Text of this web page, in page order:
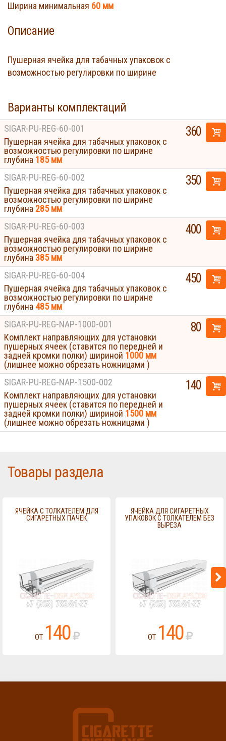
Displays
Ширина минимальная 60 мм
Описание
Пушерная ячейка для табачных упаковок с
возможностью регулировки по ширине
Варианты комплектаций
SIGAR-PU-REG-60-001
Пушерная ячейка для табачных упаковок с
возможностью регулировки по ширине
глубина 185 мм
360
SIGAR-PU-REG-60-002
Пушерная ячейка для табачных упаковок с
возможностью регулировки по ширине
глубина 285 мм
350
SIGAR-PU-REG-60-003
Пушерная ячейка для табачных упаковок с
возможностью регулировки по ширине
глубина 385 мм
400
SIGAR-PU-REG-60-004
Пушерная ячейка для табачных упаковок с
возможностью регулировки по ширине
глубина 485 мм
450
SIGAR-PU-REG-NAP-1000-001
Комплект направляющих для установки
пушерных ячеек (ставится по передней и
задней кромки полки) шириной 1000 мм
(лишнее можно обрезать ножницами )
80
SIGAR-PU-REG-NAP-1500-002
Комплект направляющих для установки
пушерных ячеек (ставится по передней и
задней кромки полки) шириной 1500 мм
(лишнее можно обрезать ножницами )
140
Товары раздела
ЯЧЕЙКА С ТОЛКАТЕЛЕМ ДЛЯ
СИГАРЕТНЫХ ПАЧЕК
ОТ 140
ЯЧЕЙКА ДЛЯ СИГАРЕТНЫХ
УПАКОВОК С ТОЛКАТЕЛЕМ БЕЗ
ВЫРЕЗА
ОТ 140